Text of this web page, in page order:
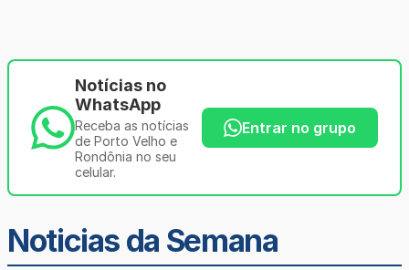
Notícias no
WhatsApp
Receba as notícias
de Porto Velho e
Rondônia no seu
celular.
Entrar no grupo
Noticias da Semana